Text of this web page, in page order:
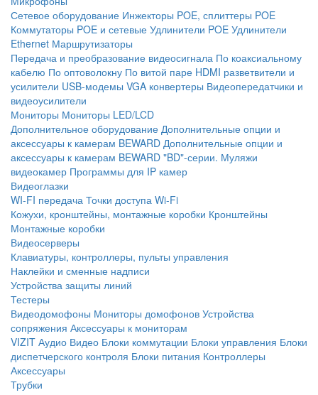
Сетевое оборудование Инжекторы POE, сплиттеры POE
Коммутаторы POE и сетевые Удлинители POE Удлинители
Ethernet Маршрутизаторы
Передача и преобразование видеосигнала По коаксиальному
кабелю По оптоволокну По витой паре HDMI разветвители и
усилители USB-модемы VGA конвертеры Видеопередатчики и
видеоусилители
Мониторы Мониторы LED/LCD
Дополнительное оборудование Дополнительные опции и
аксессуары к камерам BEWARD Дополнительные опции и
аксессуары к камерам BEWARD "BD"-серии. Муляжи
видеокамер Программы для IP камер
Видеоглазки
WI-FI передача Точки доступа Wi-Fi
Кожухи, кронштейны, монтажные коробки Кронштейны
Монтажные коробки
Видеосерверы
Клавиатуры, контроллеры, пульты управления
Наклейки и сменные надписи
Устройства защиты линий
Тестеры
Видеодомофоны Мониторы домофонов Устройства
сопряжения Аксессуары к мониторам
VIZIT Аудио Видео Блоки коммутации Блоки управления Блоки
диспетчерского контроля Блоки питания Контроллеры
Аксессуары
Трубки